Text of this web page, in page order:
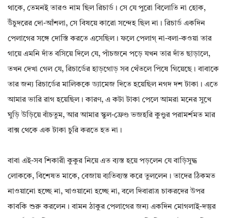
থাকে, তেমনই তারও নাম ছিল রিচার্ড। সে যে পুরো বিলোতি না হোক,
উঁচুদরের দো-আঁশলা, সে বিষয়ে কারো সন্দেহ ছিল না। রিচার্ড একদিন
পেলাগের সঙ্গে দোস্তি করতে এসেছিল। ফলে পেলাগ্‌ না-বলা-কওয়া তার
গায়ে এমনি দাঁত বসিয়ে দিলে যে, পাঁচজনে পড়ে যখন তার দাঁত ছাড়ালে,
তখন দেখা গেল যে, রিচার্ডের হাড়গোড় সব থেঁতলে পিষে গিয়েছে। বাবাকে
তার জন্য রিচার্ডের মালিককে ড্যামেজ দিতে হয়েছিল নগদ দশ টাকা। এতে
আমার ভারি রাগ হয়েছিল। কারণ, এ কটা টাকা পেলে আমরা মনের সুখে
ঘুড়ি উড়িয়ে বাঁচতুম, আর আমার স্কুল-ফ্রেণ্ড ভজহরি কুণ্ডুর পরামর্শমত মার
বাক্স থেকে এক টাকা চুরি করতে হত না।
বাবা এই-সব শিকারী কুকুর নিয়ে এত ব্যস্ত হয়ে পড়লেন যে বাড়িসুদ্ধ
লোককে, বিশেষত মাকে, বেজায় ব্যতিব্যস্ত করে তুললেন। তাদের ঠিকমত
নাওয়ানো হচ্ছে না, খাওয়ানো হচ্ছে না, বলে দিবারাত্র চাকরদের উপর
কাবকি শুরু করলেন। বামন ঠাকুর পেলাগের জন্য একদিন মোগলাই-দস্তুর